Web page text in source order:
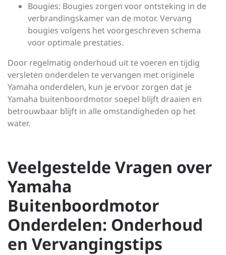
Bougies: Bougies zorgen voor ontsteking in de
verbrandingskamer van de motor. Vervang
bougies volgens het voorgeschreven schema
voor optimale prestaties.
Door regelmatig onderhoud uit te voeren en tijdig
versleten onderdelen te vervangen met originele
Yamaha onderdelen, kun je ervoor zorgen dat je
Yamaha buitenboordmotor soepel blijft draaien en
betrouwbaar blijft in alle omstandigheden op het
water.
Veelgestelde Vragen over
Yamaha
Buitenboordmotor
Onderdelen: Onderhoud
en Vervangingstips